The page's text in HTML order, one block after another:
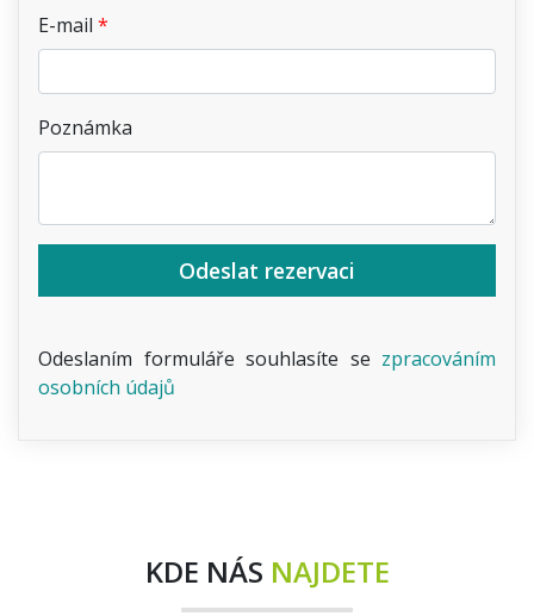
E-mail
Poznámka
Odeslat rezervaci
Odeslaním formuláře souhlasíte se zpracováním
osobních údajů
KDE NÁS NAJDETE